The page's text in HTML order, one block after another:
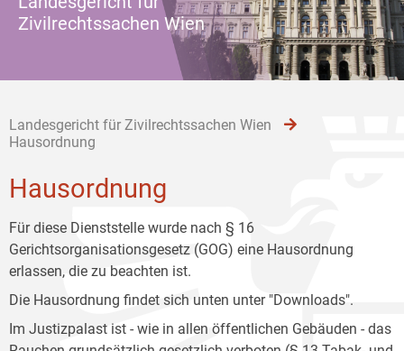
Zivilrechtssachen Wien
Landesgericht für Zivilrechtssachen Wien
Hausordnung
Hausordnung
Für diese Dienststelle wurde nach § 16
Gerichtsorganisationsgesetz (GOG) eine Hausordnung
erlassen, die zu beachten ist.
Die Hausordnung findet sich unten unter "Downloads".
Im Justizpalast ist - wie in allen öffentlichen Gebäuden - das